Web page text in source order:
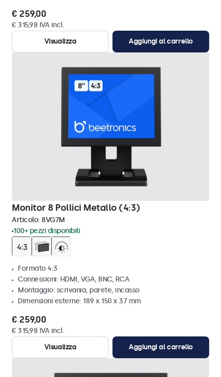
€ 259,00
€ 315,98 IVA incl.
Visualizza
Aggiungi al carrello
Monitor 8 Pollici Metallo (4:3)
Articolo: 8VG7M
100+ pezzi disponibili
Formato 4:3
Connessioni: HDMI, VGA, BNC, RCA
Montaggio: scrivania, parete, incasso
Dimensioni esterne: 189 x 150 x 37 mm
€ 259,00
€ 315,98 IVA incl.
Visualizza
Aggiungi al carrello